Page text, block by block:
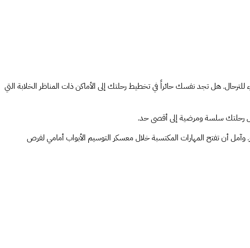
للترحال. هل تجد نفسك حائراً في تخطيط رحلتك إلى الأماكن ذات المناظر الخلابة التي
رحلتك سلسة ومرضية إلى أقصى حد.
أن تفتح المهارات المكتسبة خلال معسكر التوسيم الأبواب أمامي لفرص